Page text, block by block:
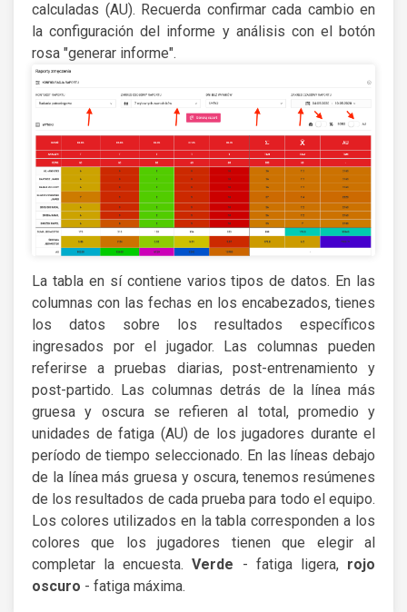
calculadas (AU). Recuerda confirmar cada cambio en
la configuración del informe y análisis con el botón
rosa "generar informe".
La tabla en sí contiene varios tipos de datos. En las
columnas con las fechas en los encabezados, tienes
los datos sobre los resultados específicos
ingresados por el jugador. Las columnas pueden
referirse a pruebas diarias, post-entrenamiento y
post-partido. Las columnas detrás de la línea más
gruesa y oscura se refieren al total, promedio y
unidades de fatiga (AU) de los jugadores durante el
período de tiempo seleccionado. En las líneas debajo
de la línea más gruesa y oscura, tenemos resúmenes
de los resultados de cada prueba para todo el equipo.
Los colores utilizados en la tabla corresponden a los
colores que los jugadores tienen que elegir al
completar la encuesta.Verde - fatiga ligera, rojo
oscuro - fatiga máxima.